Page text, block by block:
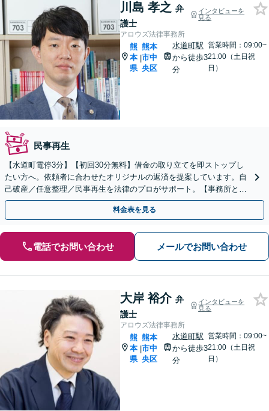
川島 孝之 弁
護士
インタビューを
見る
アロウズ法律事務所
熊
本
県
|
熊本
市中
央区
水道町駅
から徒歩3
分
営業時間：09:00~
21:00（土日祝
日）
民事再生
【水道町電停3分】【初回30分無料】借金の取り立てを即ストップし
たい方へ。依頼者に合わせたオリジナルの返済を提案しています。自
己破産／任意整理／民事再生を法律のプロがサポート。【事務所とし
て相談年間200件以上】
料金表を見る
電話でお問い合わせ メールでお問い合わせ
大岸 裕介 弁
護士
インタビューを
見る
アロウズ法律事務所
熊
本
県
|
熊本
市中
央区
水道町駅
から徒歩3
分
営業時間：09:00~
21:00（土日祝
日）